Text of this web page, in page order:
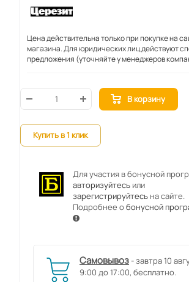
Цена действительна только при покупке на
магазина. Для юридических лиц действуют
предложения (уточняйте у менеджеров
В корзину
Купить в 1 клик
Для участия в бонусной
авторизуйтесьили
зарегистрируйтесьна сайте.
Подробнее обонусной
Самовывоз - завтра 10
9:00 до 17:00, бесплатно.